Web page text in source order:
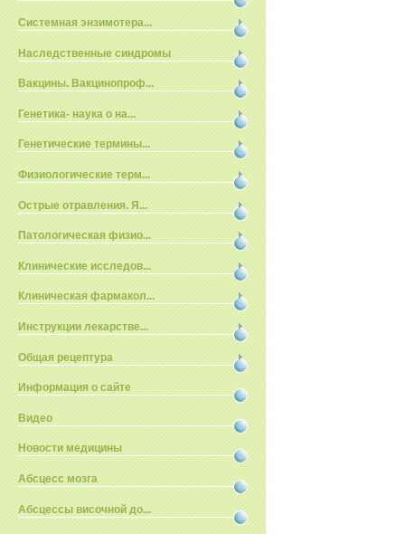
Системная энзимотера...
Наследственные синдромы
Вакцины. Вакцинопроф...
Генетика- наука о на...
Генетические термины...
Физиологические терм...
Острые отравления. Я...
Патологическая физио...
Клинические исследов...
Клиническая фармакол...
Инструкции лекарстве...
Общая рецептура
Информация о сайте
Видео
Новости медицины
Абсцесс мозга
Абсцессы височной до...